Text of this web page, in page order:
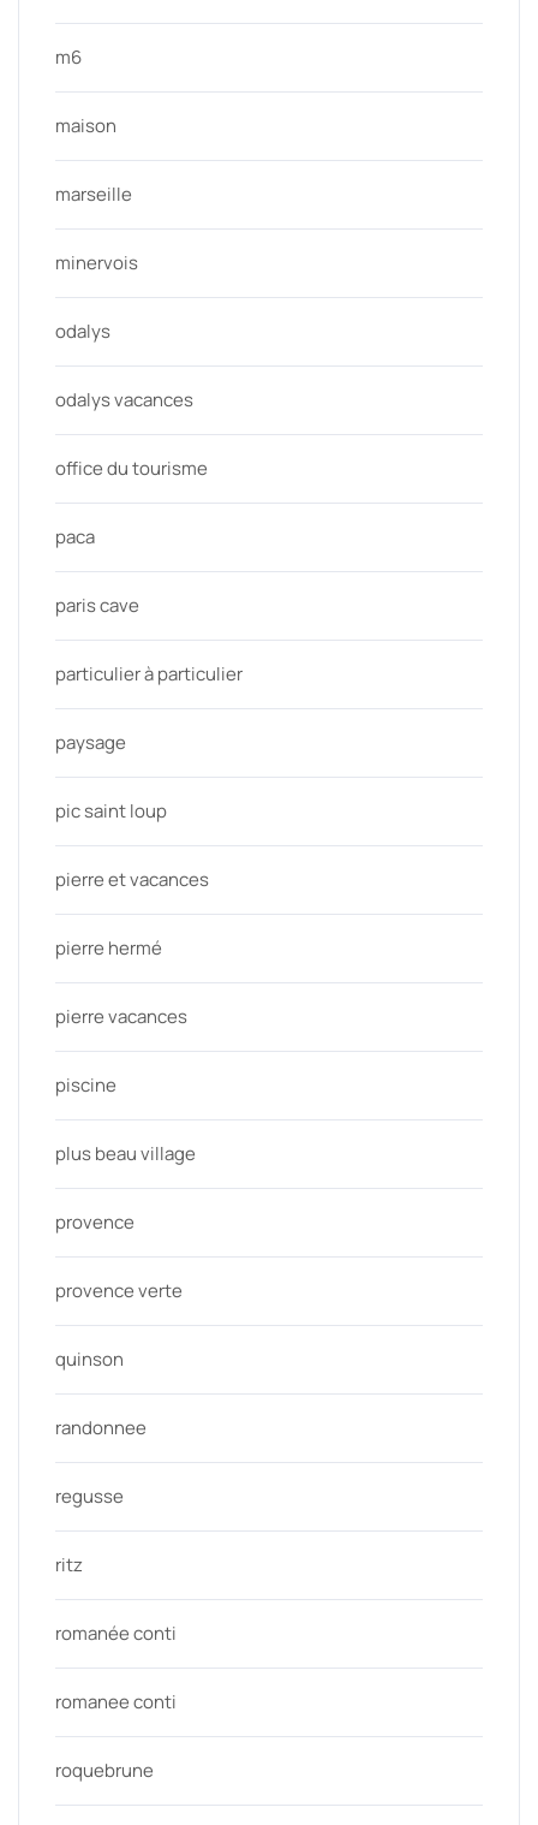
m6
maison
marseille
minervois
odalys
odalys vacances
office du tourisme
paca
paris cave
particulier à particulier
paysage
pic saint loup
pierre et vacances
pierre hermé
pierre vacances
piscine
plus beau village
provence
provence verte
quinson
randonnee
regusse
ritz
romanée conti
romanee conti
roquebrune